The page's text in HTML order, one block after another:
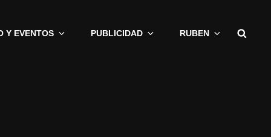
Y EVENTOS PUBLICIDAD RUBEN